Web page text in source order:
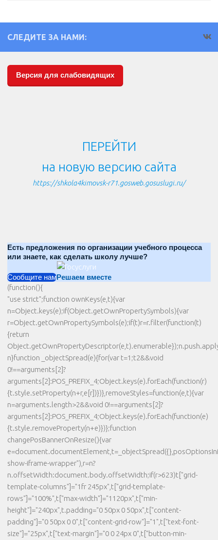
СЛЕДИТЕ ЗА НАМИ:
Версия для слабовидящих
ПЕРЕЙТИ
на новую версию сайта
https://shkola4kimovsk-r71.gosweb.gosuslugi.ru/
Есть предложения по организации учебного процесса
или знаете, как сделать школу лучше?
Сообщите намРешаем вместе
(function(){
"use strict";function ownKeys(e,t){var
n=Object.keys(e);if(Object.getOwnPropertySymbols){var
r=Object.getOwnPropertySymbols(e);if(t)r=r.filter(function(t)
{return
n}function _objectSpread(e){for(var t=1;t2&&void
0!==arguments[2]?
arguments[2]:POS_PREFIX_4;Object.keys(e).forEach(function(r)
{t.style.setProperty(n+r,e[r])})},removeStyles=function(e,t){var
n=arguments.length>2&&void 0!==arguments[2]?
arguments[2]:POS_PREFIX_4;Object.keys(e).forEach(function(e)
{t.style.removeProperty(n+e)})};function
changePosBannerOnResize(){var
show-iframe-wrapper"),r=n?
n.offsetWidth:document.body.offsetWidth;if(r>623)t["grid-
template-columns"]="1fr 245px",t["grid-template-
rows"]="100%",t["max-width"]="1120px",t["min-
height"]="240px",t.padding="0 50px 0 50px",t["content-
padding"]="0 50px 0 0",t["content-grid-row"]="1",t["text-font-
size"]="25px",t["text-margin"]="0 0 24px 0",t["button-min-